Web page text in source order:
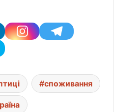
споживання